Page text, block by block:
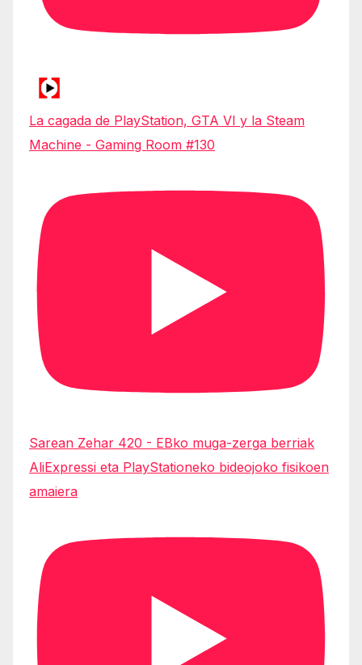
La cagada de PlayStation, GTA VI y la Steam
Machine - Gaming Room #130
Sarean Zehar 420 - EBko muga-zerga berriak
AliExpressi eta PlayStationeko bideojoko fisikoen
amaiera